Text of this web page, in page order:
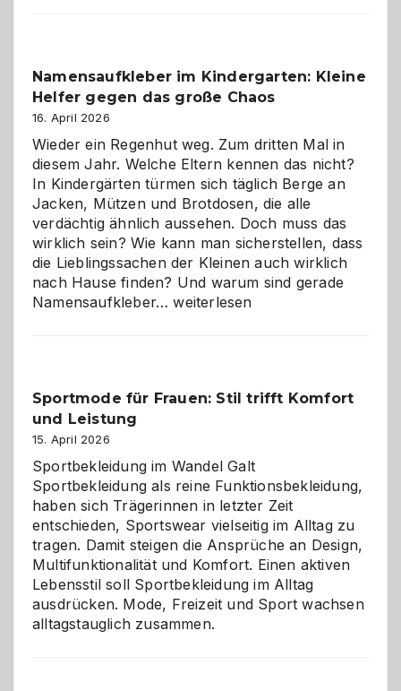
ist
eine
Wahl?
Namensaufkleber im Kindergarten: Kleine
Helfer gegen das große Chaos
16. April 2026
Wieder ein Regenhut weg. Zum dritten Mal in
diesem Jahr. Welche Eltern kennen das nicht?
In Kindergärten türmen sich täglich Berge an
Jacken, Mützen und Brotdosen, die alle
verdächtig ähnlich aussehen. Doch muss das
wirklich sein? Wie kann man sicherstellen, dass
die Lieblingssachen der Kleinen auch wirklich
nach Hause finden? Und warum sind gerade
Namensaufkleber…Namensaufkleber
gegen
Chaos
weiterlesen
Sportmode für Frauen: Stil trifft Komfort
und Leistung
15. April 2026
Sportbekleidung im Wandel Galt
Sportbekleidung als reine Funktionsbekleidung,
haben sich Trägerinnen in letzter Zeit
entschieden, Sportswear vielseitig im Alltag zu
tragen. Damit steigen die Ansprüche an Design,
Multifunktionalität und Komfort. Einen aktiven
Lebensstil soll Sportbekleidung im Alltag
ausdrücken. Mode, Freizeit und Sport wachsen
alltagstauglich zusammen.